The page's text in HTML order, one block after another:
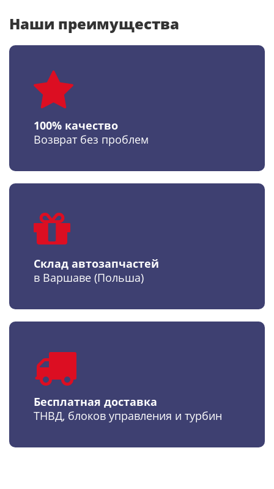
Наши преимущества
100% качество
Возврат без проблем
Склад автозапчастей
в Варшаве (Польша)
Бесплатная доставка
ТНВД, блоков управления и турбин